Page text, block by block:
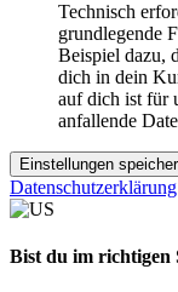
Technisch
grundlegende
Beispiel dazu,
dich in dein
auf dich ist für
anfallende
Einstellungen
Datenschutzerklärung
Bist du im richtigen